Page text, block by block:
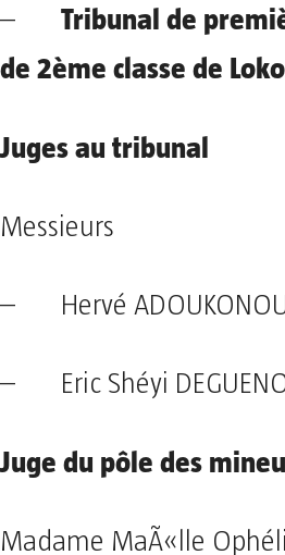
– Tribunal de
de 2ème classe de
Juges au tribunal
Messieurs
– Hervé
– Eric Shéyi
Juge du pôle des
Madame MaÃ«lle